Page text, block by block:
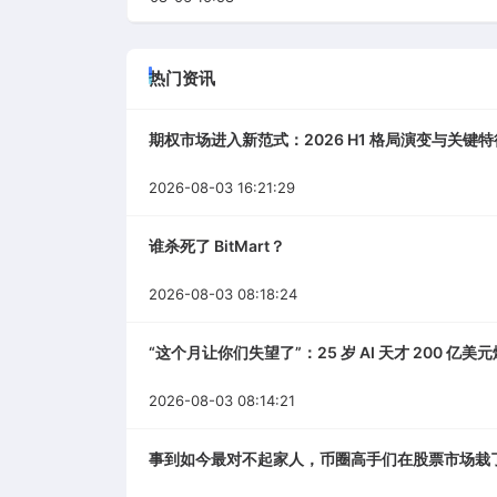
热门资讯
期权市场进入新范式：2026 H1 格局演变与关键特
2026-08-03 16:21:29
谁杀死了 BitMart？
2026-08-03 08:18:24
“这个月让你们失望了”：25 岁 AI 天才 200 亿美
2026-08-03 08:14:21
事到如今最对不起家人，币圈高手们在股票市场栽